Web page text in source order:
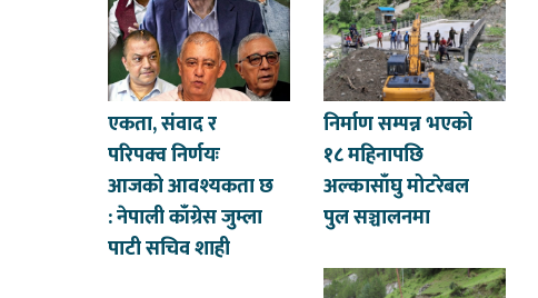
एकता, संवाद र
परिपक्व निर्णयः
आजको आवश्यकता छ
: नेपाली काँग्रेस जुम्ला
पाटी सचिव शाही
निर्माण सम्पन्न भएको
१८ महिनापछि
अल्कासाँघु मोटरेबल
पुल सञ्चालनमा